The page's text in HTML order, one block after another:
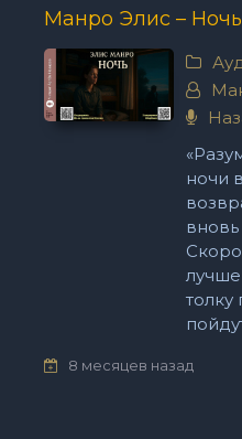
Манро Элис – Ночь
ночи
лучше
толку
8 месяцев назад